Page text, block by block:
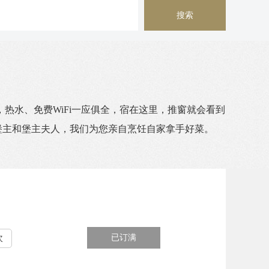
搜索
水、免费WiFi一应俱全，宿在这里，推窗就会看到
和堡主夫人，我们为您亲自烹饪自家拿手好菜。
已订满